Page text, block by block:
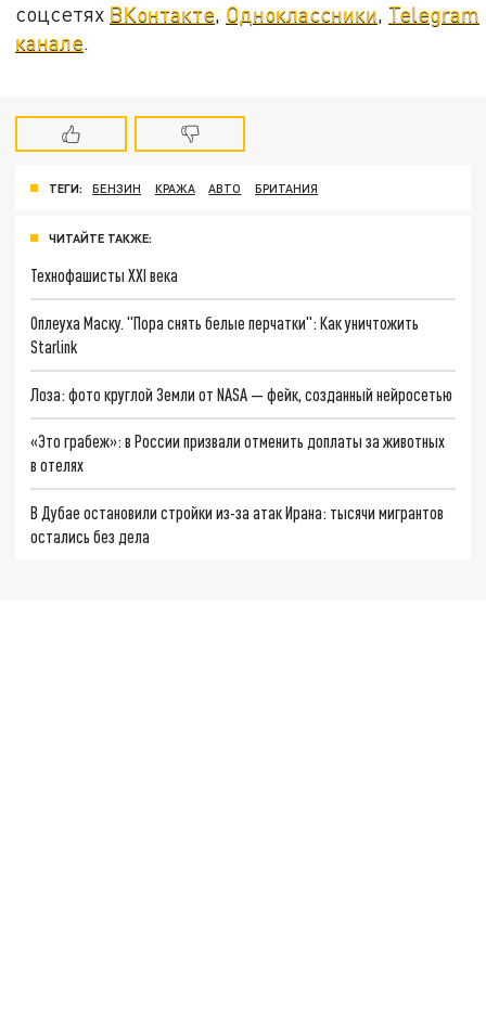
соцсетях ВКонтакте, Одноклассники, Telegram
канале.
ТЕГИ: БЕНЗИН КРАЖА АВТО БРИТАНИЯ
ЧИТАЙТЕ ТАКЖЕ:
Технофашисты XXI века
Оплеуха Маску. "Пора снять белые перчатки": Как уничтожить
Starlink
Лоза: фото круглой Земли от NASA — фейк, созданный нейросетью
«Это грабеж»: в России призвали отменить доплаты за животных
в отелях
В Дубае остановили стройки из-за атак Ирана: тысячи мигрантов
остались без дела